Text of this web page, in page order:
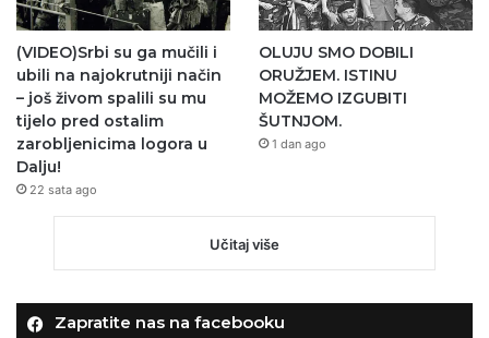
(VIDEO)Srbi su ga mučili i
ubili na najokrutniji način
– još živom spalili su mu
tijelo pred ostalim
zarobljenicima logora u
Dalju!
22 sata ago
OLUJU SMO DOBILI
ORUŽJEM. ISTINU
MOŽEMO IZGUBITI
ŠUTNJOM.
1 dan ago
Učitaj više
Zapratite nas na facebooku